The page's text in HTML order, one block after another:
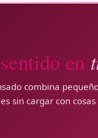
en
combina
sin cargar con cosas